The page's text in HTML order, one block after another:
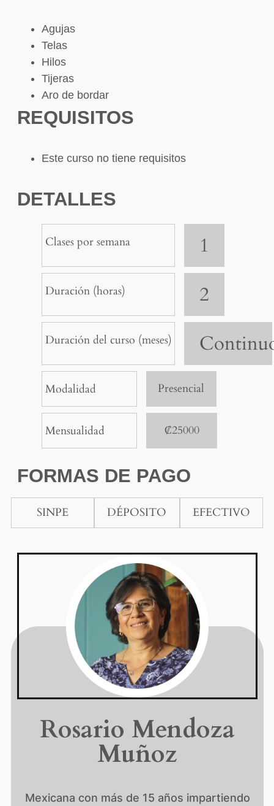
Agujas
Telas
Hilos
Tijeras
Aro de bordar
REQUISITOS
Este curso no tiene requisitos
DETALLES
Clases por semana 1
Duración (horas) 2
Duración del curso (meses)
Modalidad Presencial
Mensualidad ₡25000
FORMAS DE PAGO
SINPE DÉPOSITO EFECTIVO
Rosario Mendoza
Muñoz
Mexicana con más de 15 años impartiendo